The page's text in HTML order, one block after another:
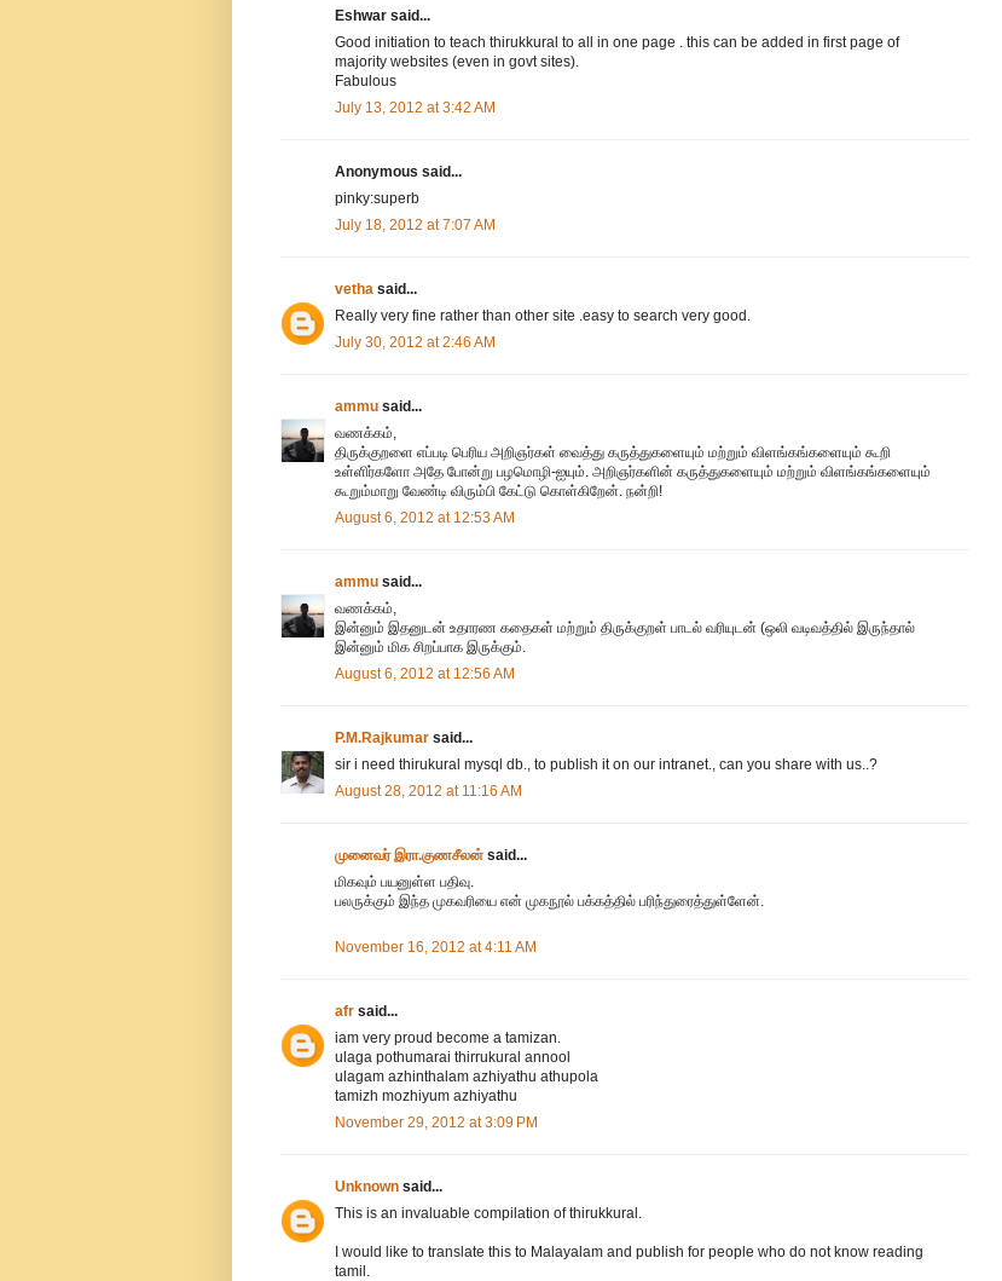
Eshwar said...
Good initiation to teach thirukkural to all in one page . this can be added in first page of
majority websites (even in govt sites).
Fabulous
July 13, 2012 at 3:42 AM
Anonymous said...
pinky:superb
July 18, 2012 at 7:07 AM
vetha said...
Really very fine rather than other site .easy to search very good.
July 30, 2012 at 2:46 AM
ammu said...
வணக்கம்,
திருக்குறளை எப்படி பெரிய அறிஞர்கள் வைத்து கருத்துகளையும் மற்றும் விளங்கங்களையும் கூறி
உள்ளிர்களோ அதே போன்று பழமொழி-ஐயும். அறிஞர்களின் கருத்துகளையும் மற்றும் விளங்கங்களையும்
கூறும்மாறு வேண்டி விரும்பி கேட்டு கொள்கிறேன். நன்றி!
August 6, 2012 at 12:53 AM
ammu said...
வணக்கம்,
இன்னும் இதனுடன் உதாரண கதைகள் மற்றும் திருக்குறள் பாடல் வரியுடன் (ஒலி வடிவத்தில் இருந்தால்
இன்னும் மிக சிறப்பாக இருக்கும்.
August 6, 2012 at 12:56 AM
P.M.Rajkumar said...
sir i need thirukural mysql db., to publish it on our intranet., can you share with us..?
August 28, 2012 at 11:16 AM
முனைவர் இரா.குணசீலன் said...
மிகவும் பயனுள்ள பதிவு.
பலருக்கும் இந்த முகவரியை என் முகநூல் பக்கத்தில் பரிந்துரைத்துள்ளேன்.
November 16, 2012 at 4:11 AM
afr said...
iam very proud become a tamizan.
ulaga pothumarai thirrukural annool
ulagam azhinthalam azhiyathu athupola
tamizh mozhiyum azhiyathu
November 29, 2012 at 3:09 PM
Unknown said...
This is an invaluable compilation of thirukkural.
I would like to translate this to Malayalam and publish for people who do not know reading
tamil.